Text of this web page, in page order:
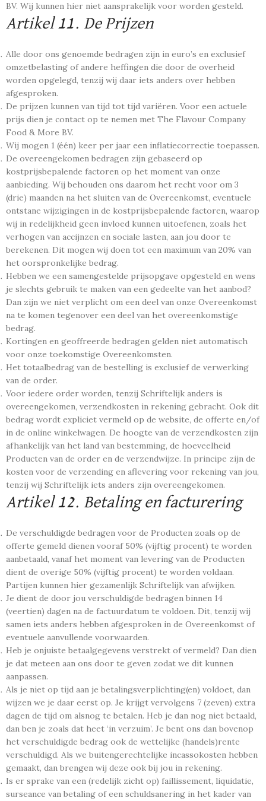
BV. Wij kunnen hier niet aansprakelijk voor worden gesteld.
Artikel 11. De Prijzen
Alle door ons genoemde bedragen zijn in euro’s en exclusief
omzetbelasting of andere heffingen die door de overheid
worden opgelegd, tenzij wij daar iets anders over hebben
afgesproken.
De prijzen kunnen van tijd tot tijd variëren. Voor een actuele
prijs dien je contact op te nemen met The Flavour Company
Food & More BV.
Wij mogen 1 (één) keer per jaar een inflatiecorrectie toepassen.
De overeengekomen bedragen zijn gebaseerd op
kostprijsbepalende factoren op het moment van onze
aanbieding. Wij behouden ons daarom het recht voor om 3
(drie) maanden na het sluiten van de Overeenkomst, eventuele
ontstane wijzigingen in de kostprijsbepalende factoren, waarop
wij in redelijkheid geen invloed kunnen uitoefenen, zoals het
verhogen van accijnzen en sociale lasten, aan jou door te
berekenen. Dit mogen wij doen tot een maximum van 20% van
het oorspronkelijke bedrag.
Hebben we een samengestelde prijsopgave opgesteld en wens
je slechts gebruik te maken van een gedeelte van het aanbod?
Dan zijn we niet verplicht om een deel van onze Overeenkomst
na te komen tegenover een deel van het overeenkomstige
bedrag.
Kortingen en geoffreerde bedragen gelden niet automatisch
voor onze toekomstige Overeenkomsten.
Het totaalbedrag van de bestelling is exclusief de verwerking
van de order.
Voor iedere order worden, tenzij Schriftelijk anders is
overeengekomen, verzendkosten in rekening gebracht. Ook dit
bedrag wordt expliciet vermeld op de website, de offerte en/of
in de online winkelwagen. De hoogte van de verzendkosten zijn
afhankelijk van het land van bestemming, de hoeveelheid
Producten van de order en de verzendwijze. In principe zijn de
kosten voor de verzending en aflevering voor rekening van jou,
tenzij wij Schriftelijk iets anders zijn overeengekomen.
Artikel 12. Betaling en facturering
De verschuldigde bedragen voor de Producten zoals op de
offerte gemeld dienen vooraf 50% (vijftig procent) te worden
aanbetaald, vanaf het moment van levering van de Producten
dient de overige 50% (vijftig procent) te worden voldaan.
Partijen kunnen hier gezamenlijk Schriftelijk van afwijken.
Je dient de door jou verschuldigde bedragen binnen 14
(veertien) dagen na de factuurdatum te voldoen. Dit, tenzij wij
samen iets anders hebben afgesproken in de Overeenkomst of
eventuele aanvullende voorwaarden.
Heb je onjuiste betaalgegevens verstrekt of vermeld? Dan dien
je dat meteen aan ons door te geven zodat we dit kunnen
aanpassen.
Als je niet op tijd aan je betalingsverplichting(en) voldoet, dan
wijzen we je daar eerst op. Je krijgt vervolgens 7 (zeven) extra
dagen de tijd om alsnog te betalen. Heb je dan nog niet betaald,
dan ben je zoals dat heet ‘in verzuim’. Je bent ons dan bovenop
het verschuldigde bedrag ook de wettelijke (handels)rente
verschuldigd. Als we buitengerechtelijke incassokosten hebben
gemaakt, dan brengen wij deze ook bij jou in rekening.
Is er sprake van een (redelijk zicht op) faillissement, liquidatie,
surseance van betaling of een schuldsanering in het kader van